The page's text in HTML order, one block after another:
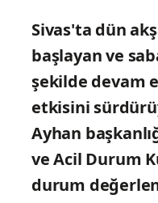
Sivas'ta dün
başlayan ve
şekilde devam
etkisini
Ayhan
ve Acil Durum
durum